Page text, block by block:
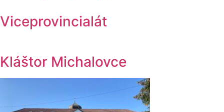
Viceprovincialát
Kláštor Michalovce